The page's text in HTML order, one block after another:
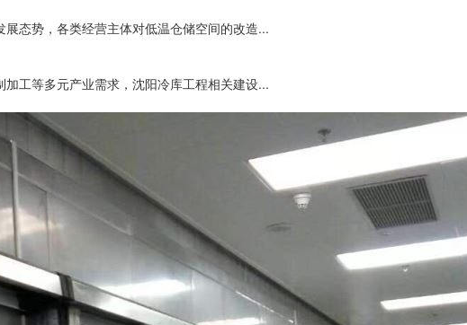
态势，各类经营主体对低温仓储空间的改造...
工等多元产业需求，沈阳冷库工程相关建设...